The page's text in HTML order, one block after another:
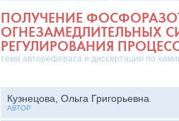
ПОЛУЧЕНИЕ
ОГНЕЗАМЕДЛИТЕЛЬНЫХ
РЕГУЛИРОВАНИЯ
тема автореферата и диссертации по
Кузнецова, Ольга Григорьевна
АВТОР